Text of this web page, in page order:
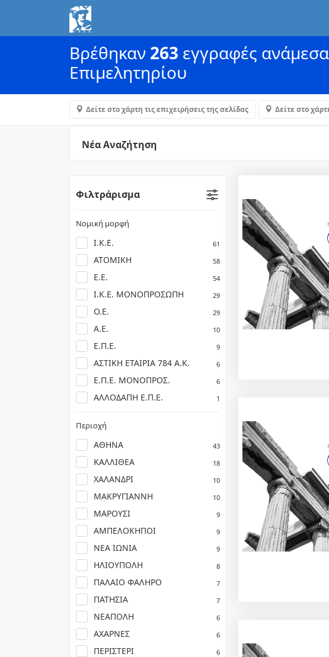
Βρέθηκαν 263 εγγραφές ανάμεσα
Επιμελητηρίου
Δείτε στο χάρτη τις επιχειρήσεις της σελίδας Δείτε στο
Νέα Αναζήτηση
Φιλτράρισμα
Νομική μορφή
Ι.Κ.Ε. 61
ΑΤΟΜΙΚΗ 58
Ε.Ε. 54
Ι.Κ.Ε. ΜΟΝΟΠΡΟΣΩΠΗ 29
Ο.Ε. 29
Α.Ε. 10
Ε.Π.Ε. 9
ΑΣΤΙΚΗ ΕΤΑΙΡΙΑ 784 Α.Κ. 6
Ε.Π.Ε. ΜΟΝΟΠΡΟΣ. 6
ΑΛΛΟΔΑΠΗ Ε.Π.Ε. 1
Περιοχή
ΑΘΗΝΑ 43
ΚΑΛΛΙΘΕΑ 18
ΧΑΛΑΝΔΡΙ 10
ΜΑΚΡΥΓΙΑΝΝΗ 10
ΜΑΡΟΥΣΙ 9
ΑΜΠΕΛΟΚΗΠΟΙ 9
ΝΕΑ ΙΩΝΙΑ 9
ΗΛΙΟΥΠΟΛΗ 8
ΠΑΛΑΙΟ ΦΑΛΗΡΟ 7
ΠΑΤΗΣΙΑ 7
ΝΕΑΠΟΛΗ 6
ΑΧΑΡΝΕΣ 6
ΠΕΡΙΣΤΕΡΙ 6